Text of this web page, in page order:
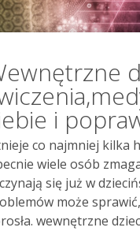
i
co najmniej kilka
wiele osób
się już w
może
wewnętrzne